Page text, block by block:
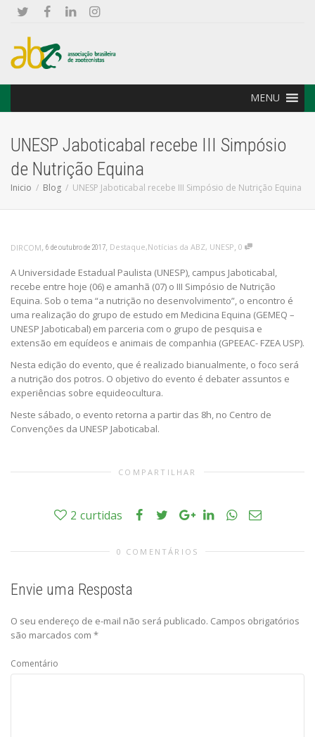
MENU
UNESP Jaboticabal recebe III Simpósio
de Nutrição Equina
Inicio Blog UNESP Jaboticabal recebe III Simpósio de Nutrição Equina
DIRCOM, 6 de outubro de 2017, Destaque,Notícias da ABZ, UNESP, 0
A Universidade Estadual Paulista (UNESP), campus Jaboticabal,
recebe entre hoje (06) e amanhã (07) o III Simpósio de Nutrição
Equina. Sob o tema “a nutrição no desenvolvimento”, o encontro é
uma realização do grupo de estudo em Medicina Equina (GEMEQ –
UNESP Jaboticabal) em parceria com o grupo de pesquisa e
extensão em equídeos e animais de companhia (GPEEAC- FZEA USP).
Nesta edição do evento, que é realizado bianualmente, o foco será
a nutrição dos potros. O objetivo do evento é debater assuntos e
experiências sobre equideocultura.
Neste sábado, o evento retorna a partir das 8h, no Centro de
Convenções da UNESP Jaboticabal.
COMPARTILHAR
2 curtidas
0 COMENTÁRIOS
Envie uma Resposta
O seu endereço de e-mail não será publicado. Campos obrigatórios
são marcados com *
Comentário